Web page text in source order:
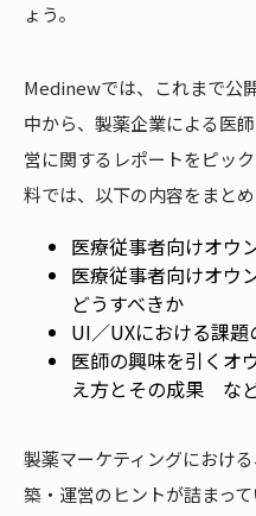
ょう。
Medinewでは、これまで公
中から、製薬企業による医
営に関するレポートをピッ
料では、以下の内容をまとめ
医療従事者向けオウ
医療従事者向けオウ
どうすべきか
UI／UXにおける課
医師の興味を引くオ
え方とその成果 な
製薬マーケティングにおけ
築・運営のヒントが詰まって